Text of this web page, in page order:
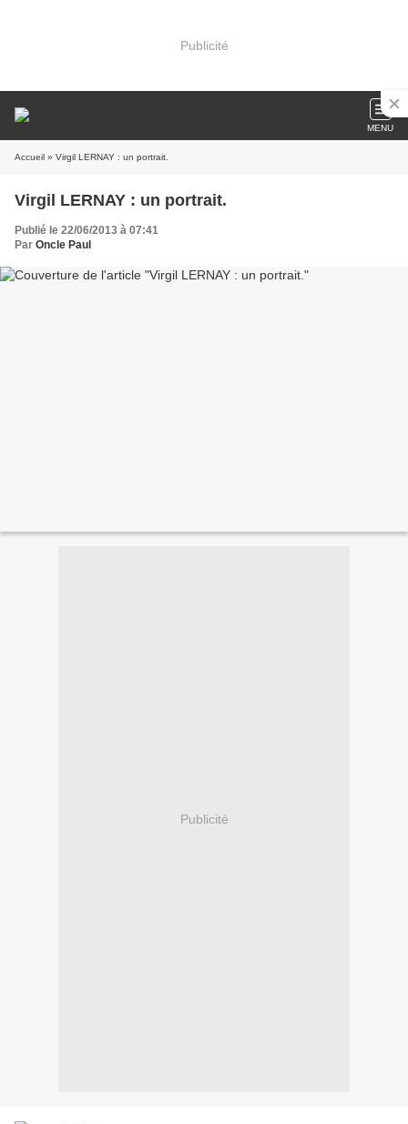
Publicité
MENU
Accueil » Virgil LERNAY : un portrait.
Virgil LERNAY : un portrait.
Publié le 22/06/2013 à 07:41
Par Oncle Paul
Publicité